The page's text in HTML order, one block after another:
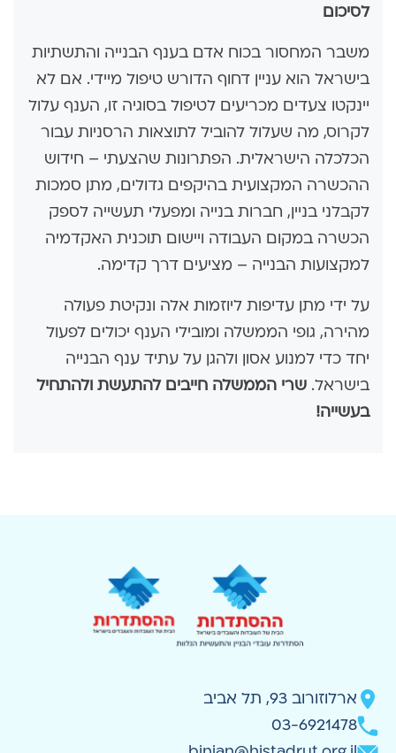
לסיכום
משבר המחסור בכוח אדם בענף הבנייה והתשתיות
בישראל הוא עניין דחוף הדורש טיפול מיידי. אם לא
יינקטו צעדים מכריעים לטיפול בסוגיה זו, הענף עלול
לקרוס, מה שעלול להוביל לתוצאות הרסניות עבור
הכלכלה הישראלית. הפתרונות שהצעתי – חידוש
ההכשרה המקצועית בהיקפים גדולים, מתן סמכות
לקבלני בניין, חברות בנייה ומפעלי תעשייה לספק
הכשרה במקום העבודה ויישום תוכנית האקדמיה
למקצועות הבנייה – מציעים דרך קדימה.
על ידי מתן עדיפות ליוזמות אלה ונקיטת פעולה
מהירה, גופי הממשלה ומובילי הענף יכולים לפעול
יחד כדי למנוע אסון ולהגן על עתיד ענף הבנייה
בישראל. שרי הממשלה חייבים להתעשת ולהתחיל
בעשייה!
ארלוזורוב 93, תל אביב
03-6921478